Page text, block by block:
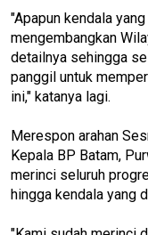
"Apapun kendala
mengembangkan
detailnya sehingga
panggil untuk
ini," katanya lagi.
Merespon arahan
Kepala BP Batam,
merinci seluruh
hingga kendala yang